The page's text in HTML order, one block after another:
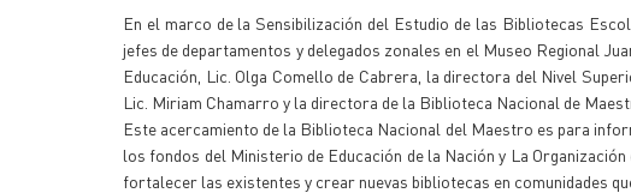
En el marco de la Sensibilización del Estudio de las Bibliotecas
jefes de departamentos y delegados zonales en el Museo Regional
Educación, Lic. Olga Comello de Cabrera, la directora del Nivel
Lic. Miriam Chamarro y la directora de la Biblioteca Nacional de
Este acercamiento de la Biblioteca Nacional del Maestro es para
los fondos del Ministerio de Educación de la Nación y La
fortalecer las existentes y crear nuevas bibliotecas en comunidades